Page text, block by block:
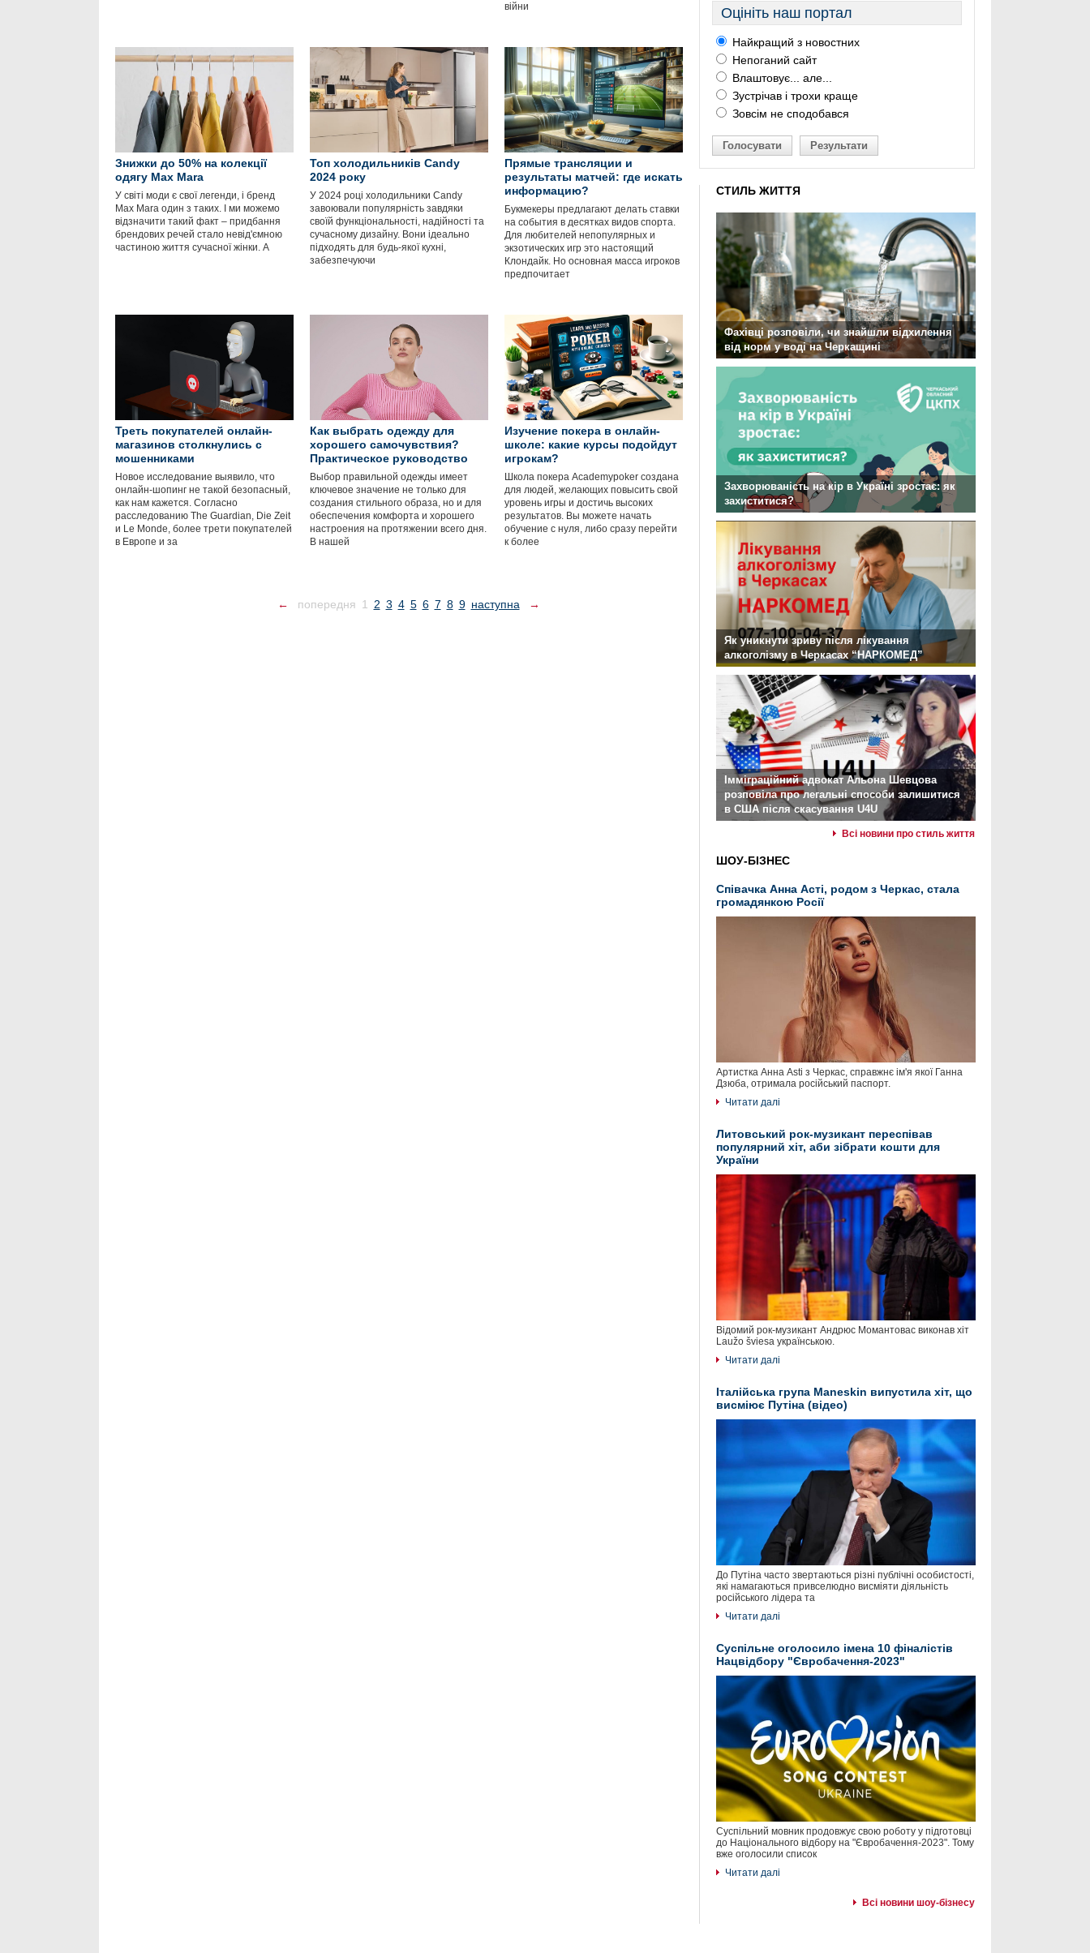
війни
Знижки до 50% на колекції
одягу Max Mara
У світі моди є свої легенди, і бренд
Max Mara один з таких. І ми можемо
відзначити такий факт – придбання
брендових речей стало невід'ємною
частиною життя сучасної жінки. А
Топ холодильників Candy
2024 року
У 2024 році холодильники Candy
завоювали популярність завдяки
своїй функціональності, надійності та
сучасному дизайну. Вони ідеально
підходять для будь-якої кухні,
забезпечуючи
Прямые трансляции и
результаты матчей: где искать
информацию?
Букмекеры предлагают делать ставки
на события в десятках видов спорта.
Для любителей непопулярных и
экзотических игр это настоящий
Клондайк. Но основная масса игроков
предпочитает
Треть покупателей онлайн-
магазинов столкнулись с
мошенниками
Новое исследование выявило, что
онлайн-шопинг не такой безопасный,
как нам кажется. Согласно
расследованию The Guardian, Die Zeit
и Le Monde, более трети покупателей
в Европе и за
Как выбрать одежду для
хорошего самочувствия?
Практическое руководство
Выбор правильной одежды имеет
ключевое значение не только для
создания стильного образа, но и для
обеспечения комфорта и хорошего
настроения на протяжении всего дня.
В нашей
Изучение покера в онлайн-
школе: какие курсы подойдут
игрокам?
Школа покера Academypoker создана
для людей, желающих повысить свой
уровень игры и достичь высоких
результатов. Вы можете начать
обучение с нуля, либо сразу перейти
к более
← попередня 1 2 3 4 5 6 7 8 9 наступна →
Оцініть наш портал
Найкращий з новостних
Непоганий сайт
Влаштовує... але...
Зустрічав і трохи краще
Зовсім не сподобався
Голосувати Результати
СТИЛЬ ЖИТТЯ
Фахівці розповіли, чи знайшли відхилення
від норм у воді на Черкащині
Захворюваність на кір в Україні зростає: як
захиститися?
Як уникнути зриву після лікування
алкоголізму в Черкасах “НАРКОМЕД”
Імміграційний адвокат Альона Шевцова
розповіла про легальні способи залишитися
в США після скасування U4U
Всі новини про стиль життя
ШОУ-БІЗНЕС
Співачка Анна Асті, родом з Черкас, стала
громадянкою Росії
Артистка Анна Asti з Черкас, справжнє ім'я якої Ганна
Дзюба, отримала російський паспорт.
Читати далі
Литовський рок-музикант переспівав
популярний хіт, аби зібрати кошти для
України
Відомий рок-музикант Андрюс Момантовас виконав хіт
Laužo šviesa українською.
Читати далі
Італійська група Maneskin випустила хіт, що
висміює Путіна (відео)
До Путіна часто звертаються різні публічні особистості,
які намагаються привселюдно висміяти діяльність
російського лідера та
Читати далі
Суспільне оголосило імена 10 фіналістів
Нацвідбору "Євробачення-2023"
Суспільний мовник продовжує свою роботу у підготовці
до Національного відбору на "Євробачення-2023". Тому
вже оголосили список
Читати далі
Всі новини шоу-бізнесу